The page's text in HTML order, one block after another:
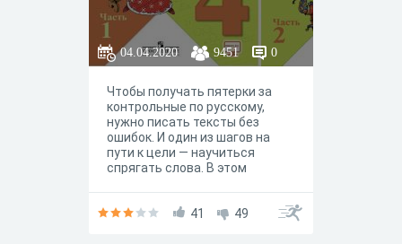
04.04.2020 9451 0
Чтобы получать пятерки за
контрольные по русскому,
нужно писать тексты без
ошибок. И один из шагов на
пути к цели — научиться
спрягать слова. В этом
1 и 2 спряжения глаголов.
41 49